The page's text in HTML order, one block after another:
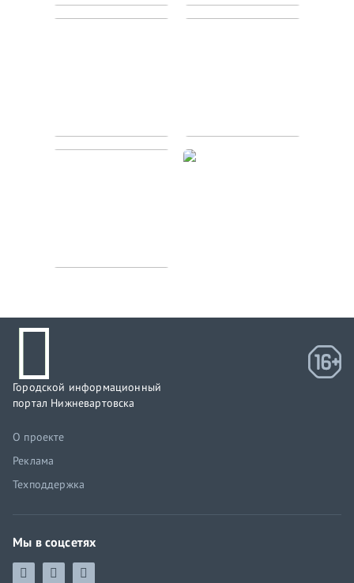
Городской информационный
портал Нижневартовска
О проекте
Реклама
Техподдержка
Мы в соцсетях